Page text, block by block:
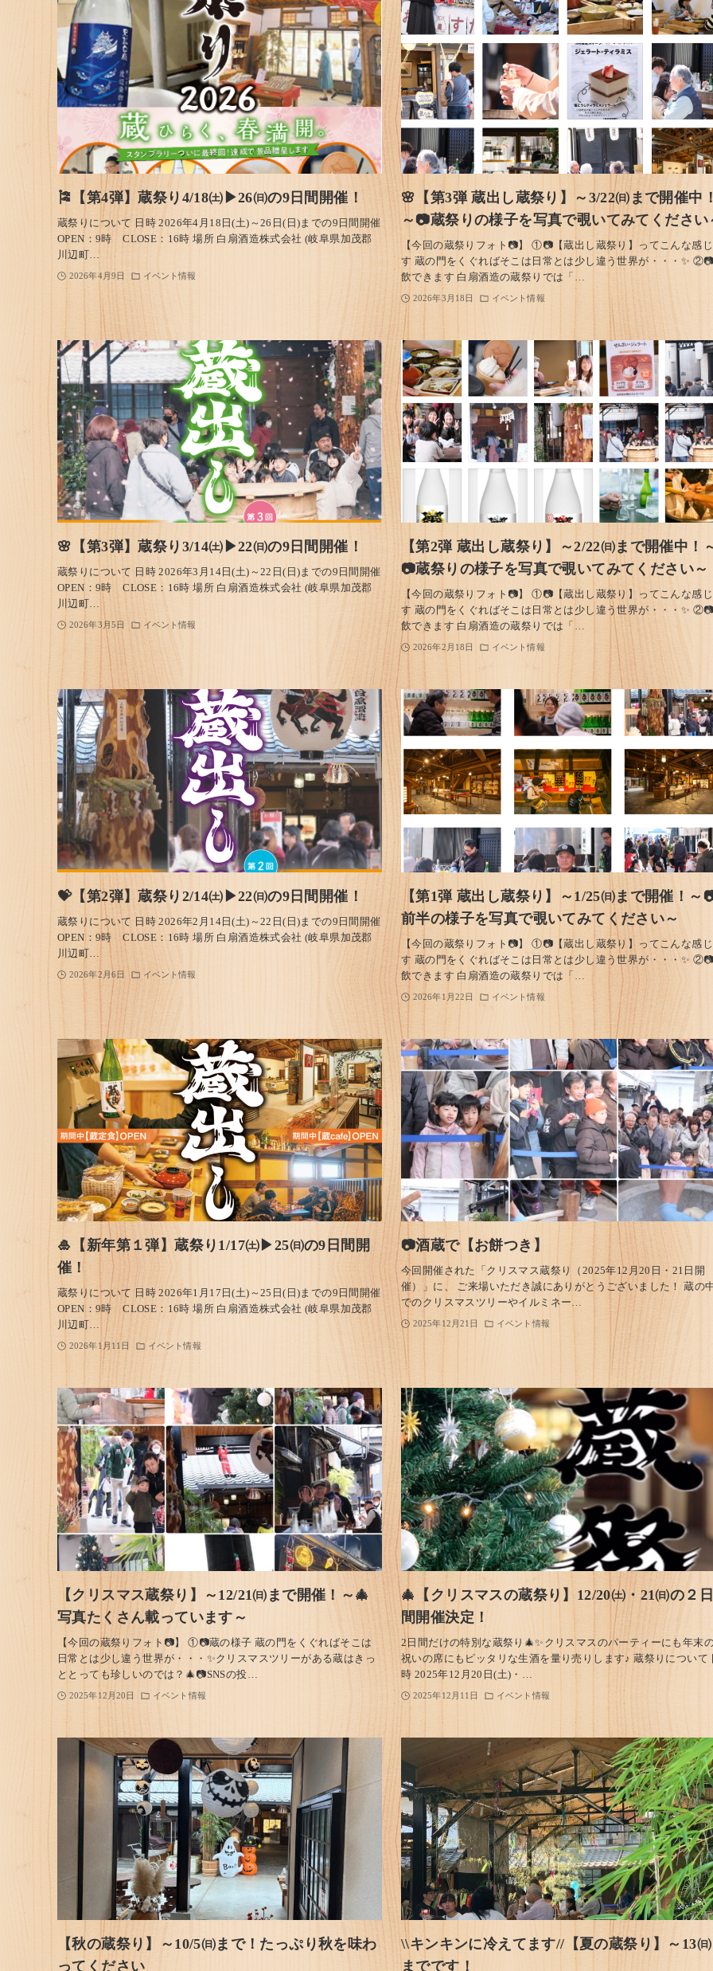
🎏【第4弾】蔵祭り4/18㈯▶26㈰の9日間開催！
蔵祭りについて 日時 2026年4月18日(土)～26日(日)までの9日間開催
OPEN：9時 CLOSE：16時 場所 白扇酒造株式会社 (岐阜県加茂郡
川辺町…
2026年4月9日 イベント情報
🌸【第3弾 蔵出し蔵祭り】～3/22㈰まで開催中
～📷蔵祭りの様子を写真で覗いてみてください
【今回の蔵祭りフォト📷】 ①📷【蔵出し蔵祭り】ってこんな感
す 蔵の門をくぐればそこは日常とは少し違う世界が・・・✨
飲できます 白扇酒造の蔵祭りでは「…
2026年3月18日 イベント情報
🌸【第3弾】蔵祭り3/14㈯▶22㈰の9日間開催！
蔵祭りについて 日時 2026年3月14日(土)～22日(日)までの9日間開催
OPEN：9時 CLOSE：16時 場所 白扇酒造株式会社 (岐阜県加茂郡
川辺町…
2026年3月5日 イベント情報
【第2弾 蔵出し蔵祭り】～2/22㈰まで開催中！
📷蔵祭りの様子を写真で覗いてみてください～
【今回の蔵祭りフォト📷】 ①📷【蔵出し蔵祭り】ってこんな感
す 蔵の門をくぐればそこは日常とは少し違う世界が・・・✨
飲できます 白扇酒造の蔵祭りでは「…
2026年2月18日 イベント情報
💝【第2弾】蔵祭り2/14㈯▶22㈰の9日間開催！
蔵祭りについて 日時 2026年2月14日(土)～22日(日)までの9日間開催
OPEN：9時 CLOSE：16時 場所 白扇酒造株式会社 (岐阜県加茂郡
川辺町…
2026年2月6日 イベント情報
【第1弾 蔵出し蔵祭り】～1/25㈰まで開催！～
前半の様子を写真で覗いてみてください～
【今回の蔵祭りフォト📷】 ①📷【蔵出し蔵祭り】ってこんな感
す 蔵の門をくぐればそこは日常とは少し違う世界が・・・✨
飲できます 白扇酒造の蔵祭りでは「…
2026年1月22日 イベント情報
🎍【新年第１弾】蔵祭り1/17㈯▶25㈰の9日間開
催！
蔵祭りについて 日時 2026年1月17日(土)～25日(日)までの9日間開催
OPEN：9時 CLOSE：16時 場所 白扇酒造株式会社 (岐阜県加茂郡
川辺町…
2026年1月11日 イベント情報
📷酒蔵で【お餅つき】
今回開催された「クリスマス蔵祭り（2025年12月20日・21日開
催）」に、 ご来場いただき誠にありがとうございました！ 蔵の
でのクリスマスツリーやイルミネー…
2025年12月21日 イベント情報
【クリスマス蔵祭り】～12/21㈰まで開催！～🎄
写真たくさん載っています～
【今回の蔵祭りフォト📷】 ①📷蔵の様子 蔵の門をくぐればそこは
日常とは少し違う世界が・・・✨クリスマスツリーがある蔵はきっ
ととっても珍しいのでは？🎄📷SNSの投…
2025年12月20日 イベント情報
🎄【クリスマスの蔵祭り】12/20㈯・21㈰の２日
間開催決定！
2日間だけの特別な蔵祭り🎄✨クリスマスのパーティーにも年末
祝いの席にもピッタリな生酒を量り売りします♪ 蔵祭りについて
時 2025年12月20日(土)・…
2025年12月11日 イベント情報
【秋の蔵祭り】～10/5㈰まで！たっぷり秋を味わ
ってください
\\キンキンに冷えてます//【夏の蔵祭り】～13㈰
までです！